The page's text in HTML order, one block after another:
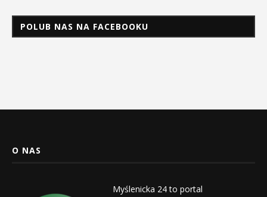
POLUB NAS NA FACEBOOKU
O NAS
Myślenicka 24 to portal